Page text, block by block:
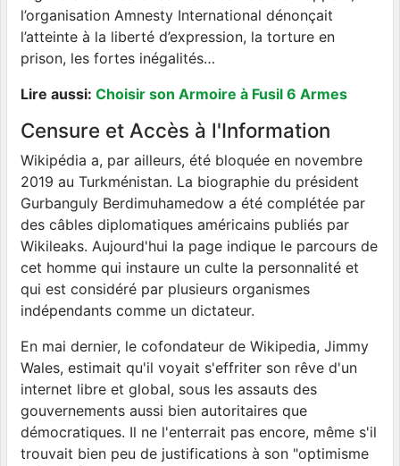
l’organisation Amnesty International dénonçait
l’atteinte à la liberté d’expression, la torture en
prison, les fortes inégalités…
Lire aussi: Choisir son Armoire à Fusil 6 Armes
Censure et Accès à l'Information
Wikipédia a, par ailleurs, été bloquée en novembre
2019 au Turkménistan. La biographie du président
Gurbanguly Berdimuhamedow a été complétée par
des câbles diplomatiques américains publiés par
Wikileaks. Aujourd'hui la page indique le parcours de
cet homme qui instaure un culte la personnalité et
qui est considéré par plusieurs organismes
indépendants comme un dictateur.
En mai dernier, le cofondateur de Wikipedia, Jimmy
Wales, estimait qu'il voyait s'effriter son rêve d'un
internet libre et global, sous les assauts des
gouvernements aussi bien autoritaires que
démocratiques. Il ne l'enterrait pas encore, même s'il
trouvait bien peu de justifications à son "optimisme